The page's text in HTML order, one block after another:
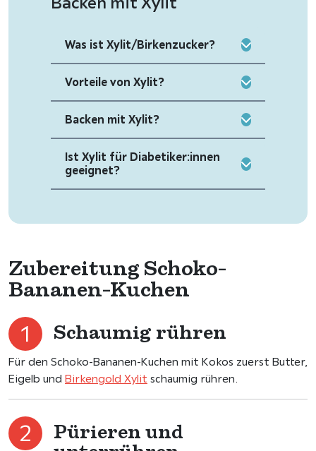
Was ist Xylit/Birkenzucker?
Vorteile von Xylit?
Backen mit Xylit?
Ist Xylit für Diabetiker:innen
geeignet?
Zubereitung Schoko-
Bananen-Kuchen
Schaumig rühren
Für den Schoko-Bananen-Kuchen mit Kokos zuerst Butter,
Eigelb und Birkengold Xylit schaumig rühren.
Pürieren und